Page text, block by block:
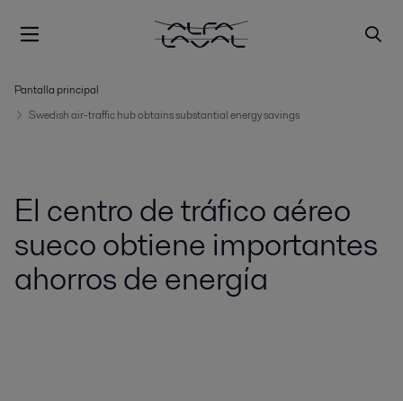
Pantalla principal
Swedish air-traffic hub obtains substantial energy savings
El centro de tráfico aéreo
sueco obtiene importantes
ahorros de energía